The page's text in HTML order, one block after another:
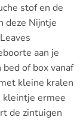
stof en de
deze Nijntje
aan je
of box vanaf
kleine kralen
kleintje ermee
de zintuigen